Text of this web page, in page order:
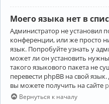
Моего языка нет в
Администратор не установил
конференции, или же просто
язык. Попробуйте узнать у
может ли он установить
такого языкового пакета не
перевести phpBB на свой
вы можете получить на сайте
Вернуться к началу